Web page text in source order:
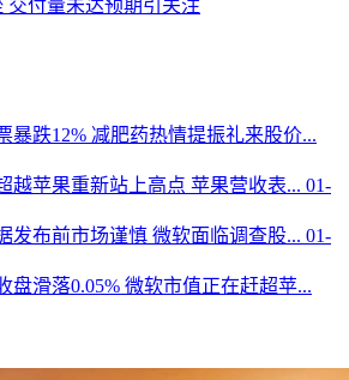
交付量未达预期引关注
暴跌12% 减肥药热情提振礼来股价...
越苹果重新站上高点 苹果营收表... 01-
发布前市场谨慎 微软面临调查股... 01-
盘滑落0.05% 微软市值正在赶超苹...